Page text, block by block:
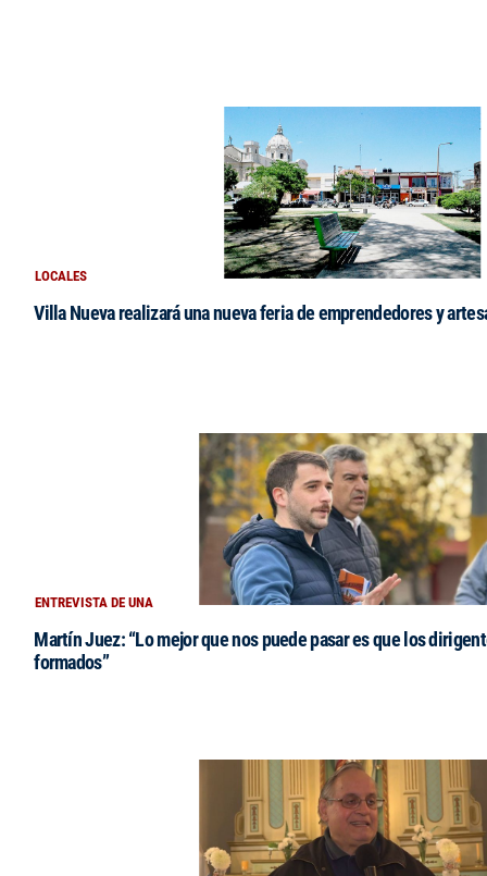
LOCALES
Villa Nueva realizará una nueva feria de emprendedores y
ENTREVISTA DE UNA
Martín Juez: “Lo mejor que nos puede pasar es que los
formados”